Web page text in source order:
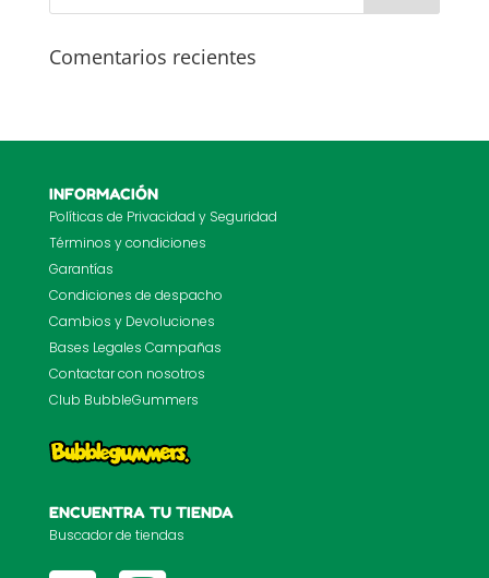
Comentarios recientes
INFORMACIÓN
Políticas de Privacidad y Seguridad
Términos y condiciones
Garantías
Condiciones de despacho
Cambios y Devoluciones
Bases Legales Campañas
Contactar con nosotros
Club BubbleGummers
ENCUENTRA TU TIENDA
Buscador de tiendas